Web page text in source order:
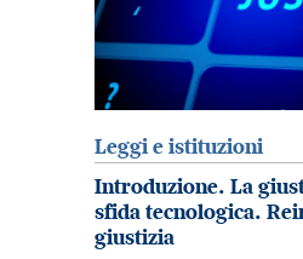
Leggi e istituzioni
Introduzione. La
sfida tecnologica.
giustizia